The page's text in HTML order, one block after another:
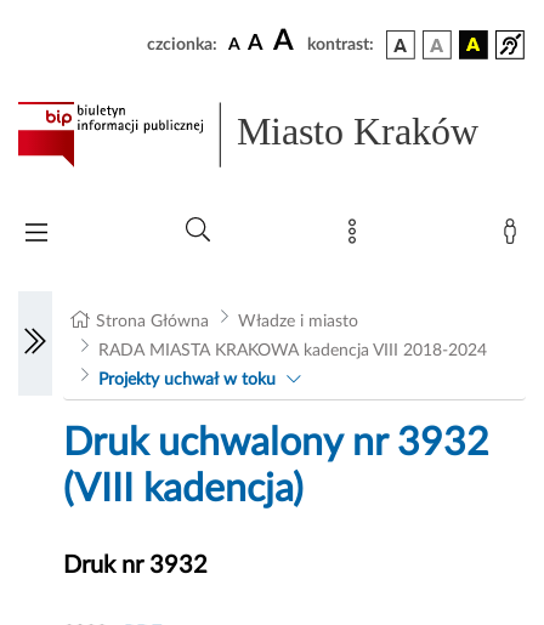
czcionka: A A A kontrast:
Miasto Kraków
Strona Główna
Władze i miasto
RADA MIASTA KRAKOWA kadencja VIII 2018-2024
Projekty uchwał w toku
Druk uchwalony nr 3932
(VIII kadencja)
Druk nr 3932